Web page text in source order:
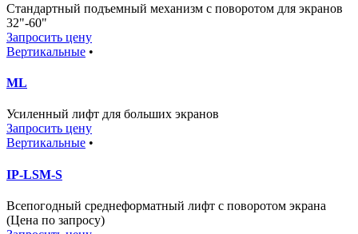
Стандартный подъемный механизм с поворотом для экранов
32"-60"
Запросить цену
Вертикальные •
ML
Усиленный лифт для больших экранов
Запросить цену
Вертикальные •
IP-LSM-S
Всепогодный среднеформатный лифт с поворотом экрана
(Цена по запросу)